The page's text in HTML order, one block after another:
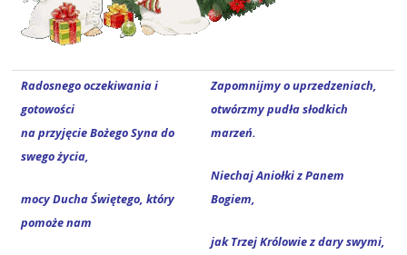
Rado­sne­go ocze­ki­wa­nia i
gotowości
na przy­ję­cie Boże­go Syna do
swe­go życia,
mocy Ducha Świę­te­go, któ­ry
pomo­że nam
Zapo­mnij­my o uprzedzeniach,
otwórz­my pudła słod­kich
marzeń.
Nie­chaj Anioł­ki z Panem
Bogiem,
jak Trzej Kró­lo­wie z dary swymi,